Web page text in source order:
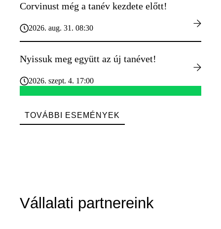
Corvinust még a tanév kezdete előtt!
2026. aug. 31. 08:30
Nyissuk meg együtt az új tanévet!
2026. szept. 4. 17:00
TOVÁBBI ESEMÉNYEK
Vállalati partnereink